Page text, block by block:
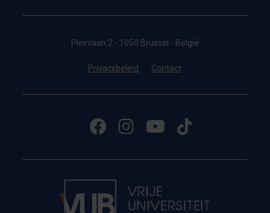
Pleinlaan 2 - 1050 Brussel - België
Privacybeleid Contact